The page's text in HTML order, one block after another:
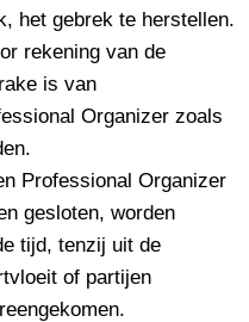
het gebrek te herstellen.
rekening van de
is van
Organizer zoals
Professional Organizer
gesloten, worden
tijd, tenzij uit de
of partijen